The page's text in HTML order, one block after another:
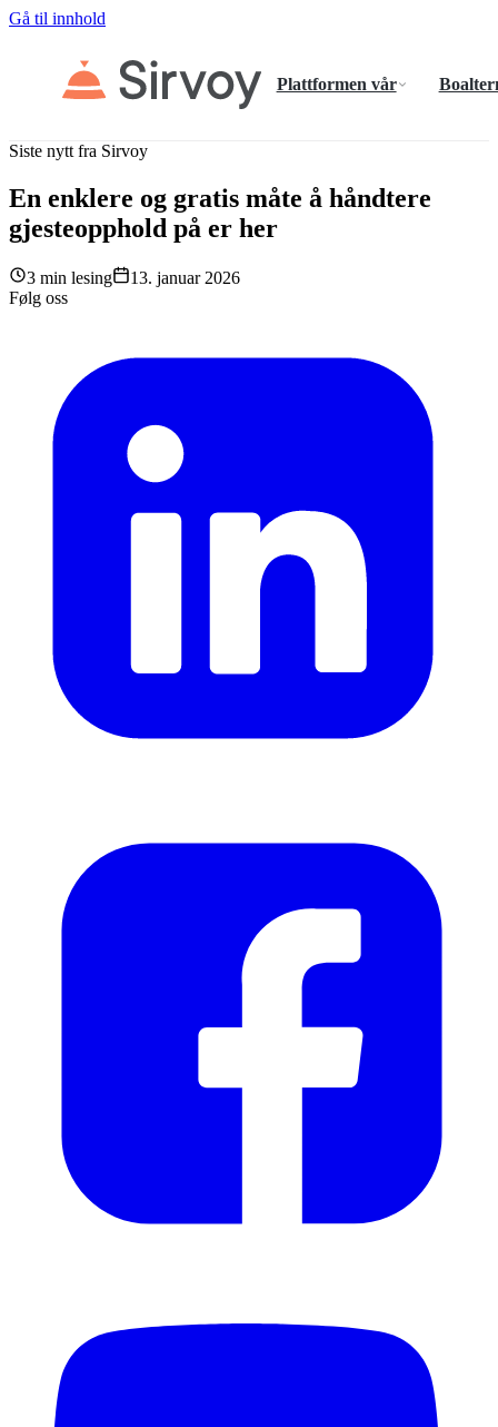
Gå til innhold
Plattformen vår
Siste nytt fra Sirvoy
En enklere og gratis måte å håndtere
gjesteopphold på er her
3 min lesing
13. januar 2026
Følg oss